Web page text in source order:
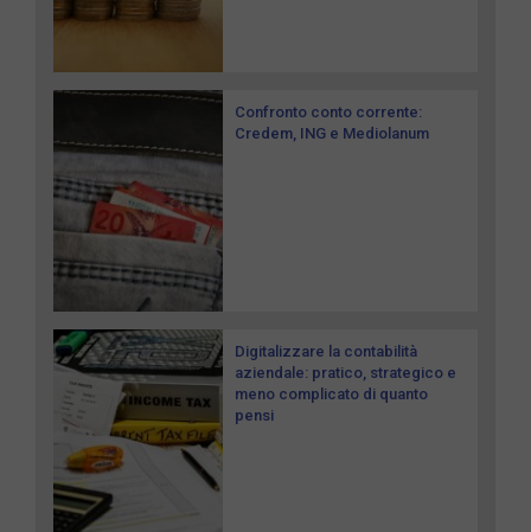
Confronto conto corrente:
Credem, ING e Mediolanum
Digitalizzare la contabilità
aziendale: pratico, strategico e
meno complicato di quanto
pensi